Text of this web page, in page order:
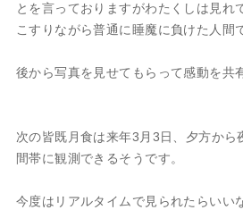
とを言っておりますがわたくしは見れ
こすりながら普通に睡魔に負けた人間
後から写真を見せてもらって感動を共
次の皆既月食は来年3月3日、夕方から
間帯に観測できるそうです。
今度はリアルタイムで見られたらいい